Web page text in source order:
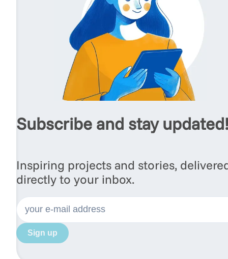
Subscribe and stay updated!
Inspiring projects and stories,
directly to your inbox.
Sign up